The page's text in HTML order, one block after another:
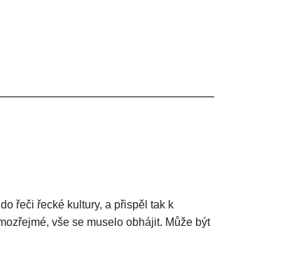
řeči řecké kultury, a přispěl tak k
vše se muselo obhájit. Může být